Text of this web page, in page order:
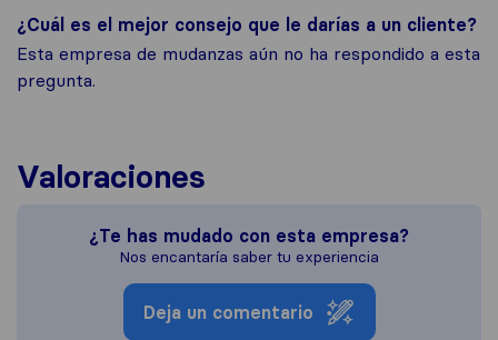
¿Cuál es el mejor consejo que le darías a un cliente?
Esta empresa de mudanzas aún no ha respondido a esta
pregunta.
Valoraciones
¿Te has mudado con esta empresa?
Nos encantaría saber tu experiencia
Deja un comentario